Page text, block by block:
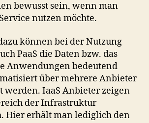
bewusst sein, wenn man
nutzen möchte.
können bei der Nutzung
PaaS die Daten bzw. das
Anwendungen bedeutend
über mehrere Anbieter
IaaS Anbieter zeigen
der Infrastruktur
Hier erhält man lediglich den